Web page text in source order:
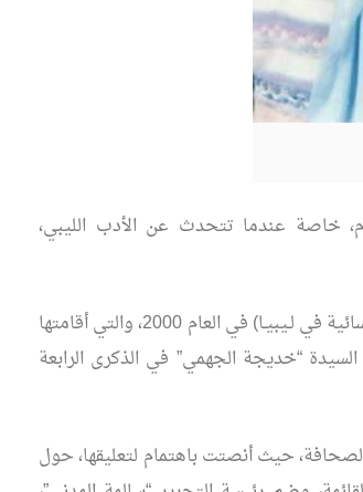
خاصة عندما تتحدث عن الأدب الليبي،
أول لقاء جمعني بها، كان ضمن فعاليات (ندوة الكتابة النـسائية في لـيبيـا) في العام 2000، والتي أقامتها
السيدة “خديجة الجهمي” في الذكرى الرابعة
الصحافة، حيث أنصتت باهتمام لتعليقها، حول